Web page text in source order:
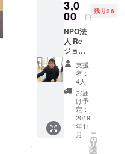
ト。医
療・福
者必読
です！
麻痺が
あって
もでき
ること
はたく
さんあ
りま
す。
せっせ
とみん
なで作
りまし
た。 送
る和小
物はこ
ちらで
3,0
00 円
残り26
NPO法
人 Re
ジョブ
大阪を
応援〜
当事者
の手
記〜サ
キュー
レター
付き
Amazo
支援
者：
4人
お届
け予
定：
2019
年11
月
こ
の
リ
タ